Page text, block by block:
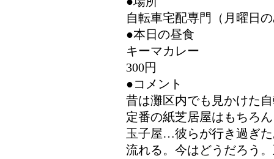
自転車宅配専門（月曜日
●本日の昼食
キーマカレー
300円
●コメント
昔は灘区内でも見かけた
定番の紙芝居屋はもちろ
玉子屋…彼らが行き過ぎ
流れる。今はどうだろう